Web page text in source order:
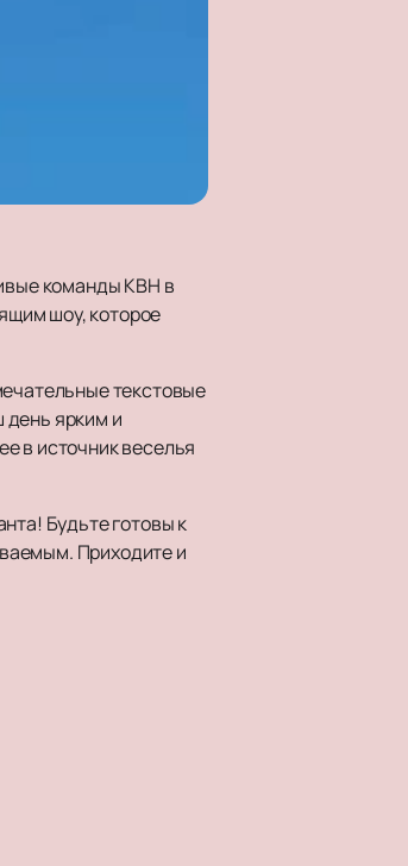
команды КВН в
шоу, которое
текстовые
ярким и
в источник веселья
Будьте готовы к
Приходите и